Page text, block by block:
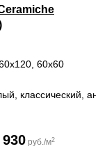
60x60
классический,
руб./м2